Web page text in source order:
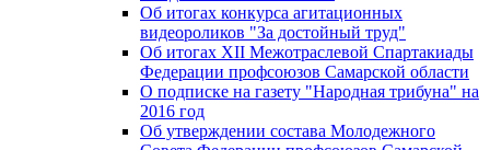
Об итогах конкурса агитационных
видеороликов "За достойный труд"
Об итогах XII Межотраслевой Спартакиады
Федерации профсоюзов Самарской области
О подписке на газету "Народная трибуна" на
2016 год
Об утверждении состава Молодежного